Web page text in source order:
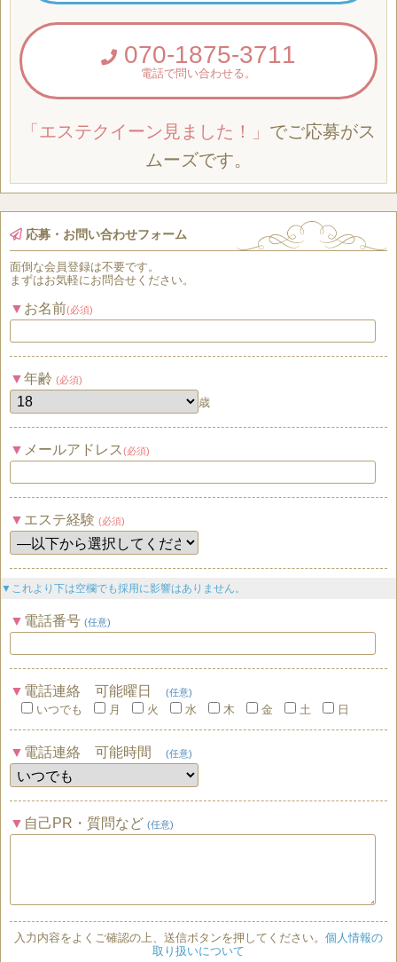
070-1875-3711
電話で問い合わせる。
「エステクイーン見ました！」 でご応募がス
ムーズです。
応募・お問い合わせフォーム
面倒な会員登録は不要です。
まずはお気軽にお問合せください。
お名前(必須)
年齢 (必須)
歳
メールアドレス (必須)
エステ経験 (必須)
▼これより下は空欄でも採用に影響はありません。
電話番号 (任意)
電話連絡 可能曜日 (任意)
いつでも 月 火 水 木 金 土 日
電話連絡 可能時間 (任意)
自己PR・質問など (任意)
入力内容をよくご確認の上、送信ボタンを押してください。 個人情報の
取り扱いについて